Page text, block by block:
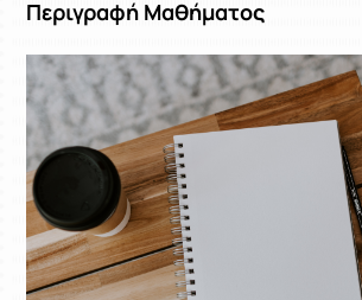
Περιγραφή Μαθήματος